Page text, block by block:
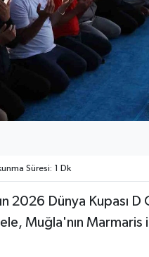
Süresi: 1 Dk
2026 Dünya Kupası
Muğla'nın